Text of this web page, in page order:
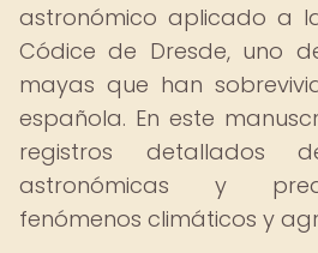
astronómico aplicado a
Códice de Dresde, uno
mayas que han
española. En este
registros detallados
astronómicas y
fenómenos climáticos y